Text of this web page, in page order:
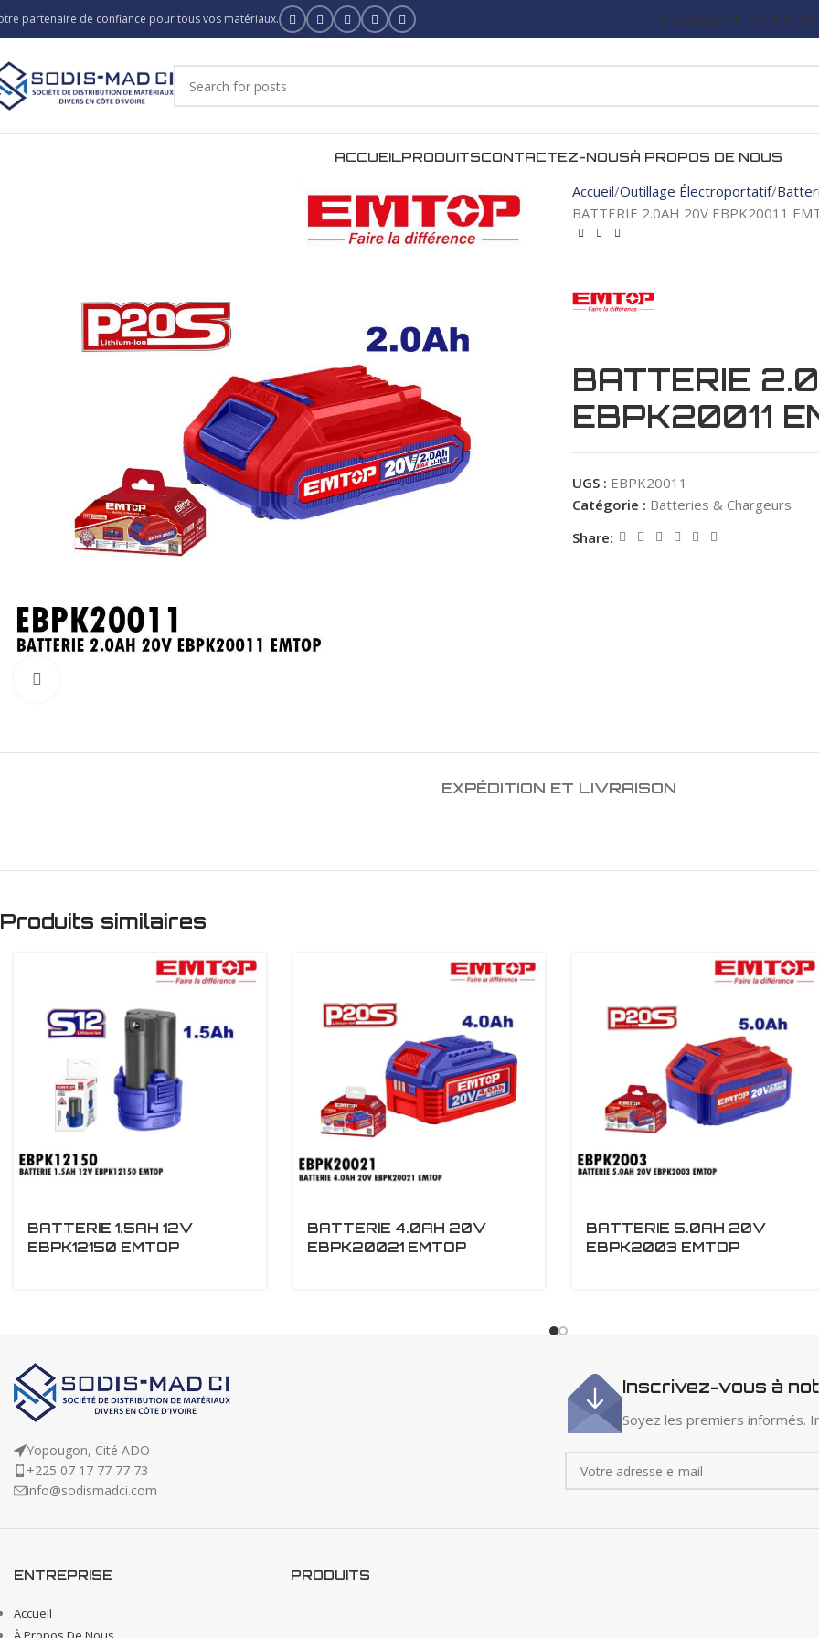
partenaire de confiance pour tous vos matériaux. ACCUEILÀ PROPOS DE
ACCUEILPRODUITSCONTACTEZ-NOUSÀ PROPOS DE NOUS
Accueil Outillage Électroportatif
BATTERIE 2.0AH 20V EBPK20011
BATTERIE
EBPK20011
UGS : EBPK20011
Catégorie : Batteries & Chargeurs
Share:
EXPÉDITION ET LIVRAISON
Produits similaires
BATTERIE 1.5AH 12V
EBPK12150 EMTOP
BATTERIE 4.0AH 20V
EBPK20021 EMTOP
BATTERIE 5.0AH 20V
EBPK2003 EMTOP
Yopougon, Cité ADO
+225 07 17 77 77 73
info@sodismadci.com
Inscrivez-vous à
Soyez les premiers informés.
ENTREPRISE
Accueil
PRODUITS